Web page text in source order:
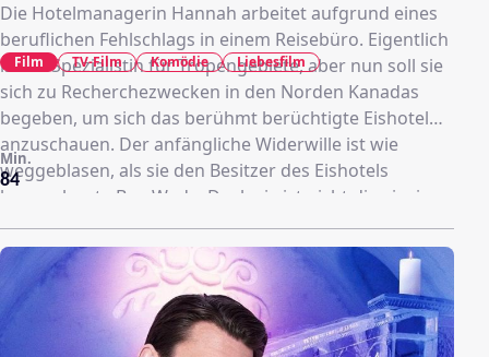
Die Hotelmanagerin Hannah arbeitet aufgrund eines
beruflichen Fehlschlags in einem Reisebüro. Eigentlich
ist sie Spezialistin für Tropengebiete, aber nun soll sie
sich zu Recherchezwecken in den Norden Kanadas
begeben, um sich das berühmt berüchtigte Eishotel
anzuschauen. Der anfängliche Widerwille ist wie
weggeblasen, als sie den Besitzer des Eishotels
kennenlernt - Ben Wade. Doch sie ist nicht die einzige,
die ein Auge auf ihn geworfen hat.
84
Min.
Film TV-Film Komödie Liebesfilm